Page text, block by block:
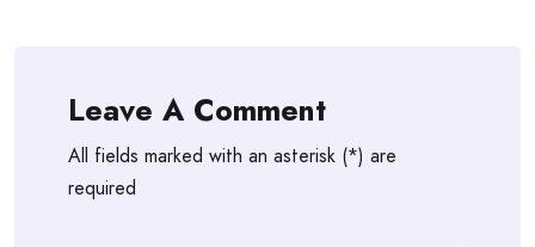
Leave A Comment
All fields marked with an asterisk (*) are
required